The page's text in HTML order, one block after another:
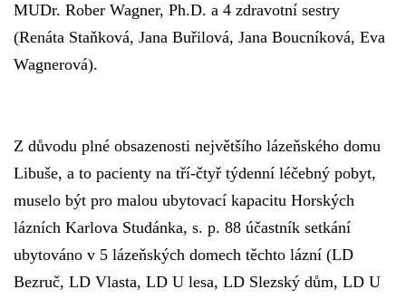
MUDr. Rober Wagner, Ph.D. a 4 zdravotní sestry
(Renáta Staňková, Jana Buřilová, Jana Boucníková, Eva
Wagnerová).
Z důvodu plné obsazenosti největšího lázeňského domu
Libuše, a to pacienty na tří-čtyř týdenní léčebný pobyt,
muselo být pro malou ubytovací kapacitu Horských
lázních Karlova Studánka, s. p. 88 účastník setkání
ubytováno v 5 lázeňských domech těchto lázní (LD
Bezruč, LD Vlasta, LD U lesa, LD Slezský dům, LD U